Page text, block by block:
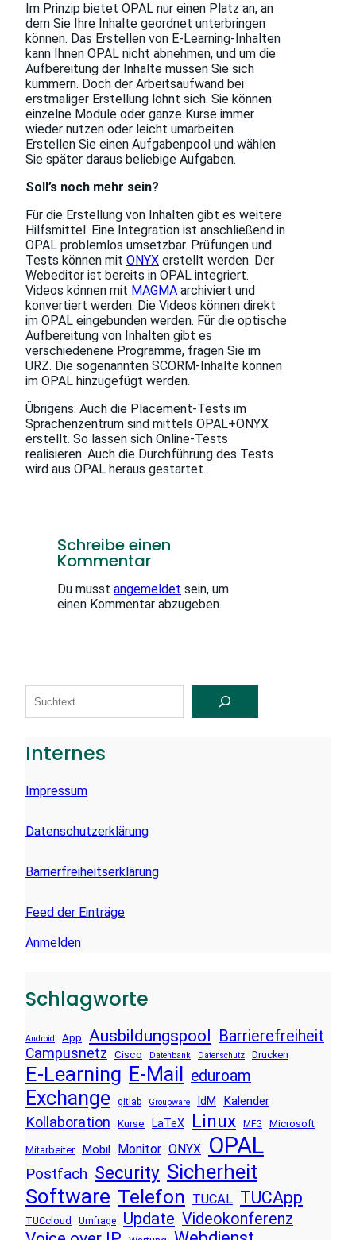
Im Prinzip bietet OPAL nur einen Platz an, an
dem Sie Ihre Inhalte geordnet unterbringen
können. Das Erstellen von E-Learning-Inhalten
kann Ihnen OPAL nicht abnehmen, und um die
Aufbereitung der Inhalte müssen Sie sich
kümmern. Doch der Arbeitsaufwand bei
erstmaliger Erstellung lohnt sich. Sie können
einzelne Module oder ganze Kurse immer
wieder nutzen oder leicht umarbeiten.
Erstellen Sie einen Aufgabenpool und wählen
Sie später daraus beliebige Aufgaben.
Soll’s noch mehr sein?
Für die Erstellung von Inhalten gibt es weitere
Hilfsmittel. Eine Integration ist anschließend in
OPAL problemlos umsetzbar. Prüfungen und
Tests können mit ONYX erstellt werden. Der
Webeditor ist bereits in OPAL integriert.
Videos können mit MAGMA archiviert und
konvertiert werden. Die Videos können direkt
im OPAL eingebunden werden. Für die optische
Aufbereitung von Inhalten gibt es
verschiedenene Programme, fragen Sie im
URZ. Die sogenannten SCORM-Inhalte können
im OPAL hinzugefügt werden.
Übrigens: Auch die Placement-Tests im
Sprachenzentrum sind mittels OPAL+ONYX
erstellt. So lassen sich Online-Tests
realisieren. Auch die Durchführung des Tests
wird aus OPAL heraus gestartet.
Schreibe einen
Kommentar
Du musst angemeldet sein, um
einen Kommentar abzugeben.
C
Internes
Impressum
Datenschutzerklärung
Barrierfreiheitserklärung
Feed der Einträge
Anmelden
Schlagworte
Android App Ausbildungspool Barrierefreiheit
Campusnetz Cisco Datenbank Datenschutz Drucken
E-Learning E-Mail eduroam
Exchange gitlab Groupware IdM Kalender
Kollaboration Kurse LaTeX Linux MFG Microsoft
Mitarbeiter Mobil Monitor ONYX OPAL
Postfach Security Sicherheit
Software Telefon TUCAL TUCApp
TUCcloud Umfrage Update Videokonferenz